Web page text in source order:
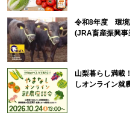
令和8年度 環境
(JRA畜産振興事
山梨暮らし満載
しオンライン就